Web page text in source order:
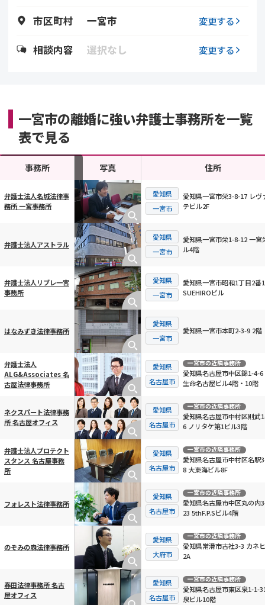
離婚の相談先
その他の男女問題
市区町村 一宮市 変更する
相談内容 選択なし 変更する
一宮市の離婚に強い弁護士事務所を一覧
表で見る
横スクロール可能
事務所 写真 住所
弁護士法人名城法律事
務所 一宮事務所
愛知県
一宮市
愛知県一宮市栄3-8-17 レヴ
テビル2F
弁護士法人アストラル
愛知県
一宮市
愛知県一宮市栄1-8-12 一宮
ル4階
弁護士法人リブレ一宮
事務所
愛知県
一宮市
愛知県一宮市昭和1丁目2番
SUEHIROビル
はなみずき法律事務所
愛知県
一宮市
愛知県一宮市本町2-3-9 2階
弁護士法人
ALG&Associates 名
古屋法律事務所
愛知県
名古屋市
一宮市の近隣事務所
愛知県名古屋市中区錦1-4-6
生命名古屋ビル4階・10階
ネクスパート法律事務
所 名古屋オフィス
愛知県
名古屋市
一宮市の近隣事務所
愛知県名古屋市中村区則武
6 ノリタケ第1ビル3階
弁護士法人プロテクト
スタンス 名古屋事務
所
愛知県
名古屋市
一宮市の近隣事務所
愛知県名古屋市中村区名駅
8 大東海ビル8F
フォレスト法律事務所
愛知県
名古屋市
一宮市の近隣事務所
愛知県名古屋市中区丸の内
23 5thF.P.Sビル4階
のぞみの森法律事務所
愛知県
大府市
一宮市の近隣事務所
愛知県常滑市古社3-3 カネ
2A
春田法律事務所 名古
屋オフィス
愛知県
名古屋市
一宮市の近隣事務所
愛知県名古屋市東区泉1-1-
泉ビル10階